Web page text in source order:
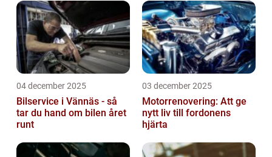
04 december 2025
Bilservice i Vännäs - så
tar du hand om bilen året
runt
03 december 2025
Motorrenovering: Att ge
nytt liv till fordonens
hjärta